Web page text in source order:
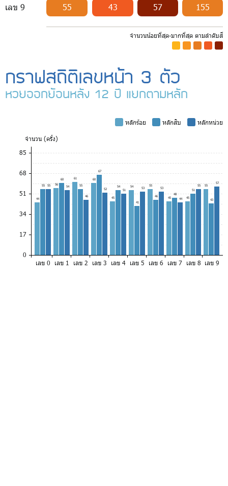
เลข 9 55 43 57 155
จำนวนน้อยที่สุด-มากที่สุด ตามลำดับสี
กราฟสถิติเลขหน้า 3 ตัว
หวยออกย้อนหลัง 12 ปี แยกตามหลัก
หลักร้อย หลักสิบ
หลักหน่วย
จำนวน (ครั้ง)
85
68
51
34
17
0
44
55 55 56
60
54
61
55
46
60
67
52
45
54
51
54
41
53
55
46
53
45
48
44
45
51
55 55
43
57
เลข 0 เลข 1 เลข 2 เลข 3 เลข 4 เลข 5 เลข 6 เลข 7 เลข 8 เลข 9